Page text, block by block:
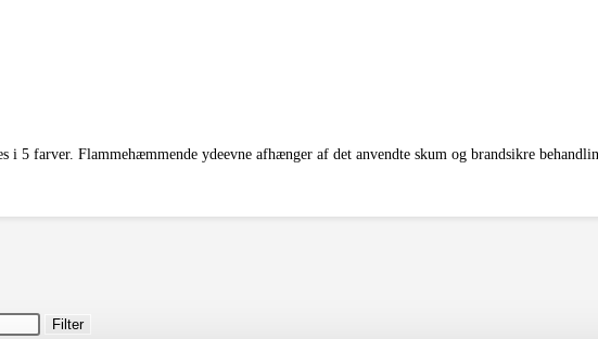
i 5 farver. Flammehæmmende ydeevne afhænger af det anvendte skum og brandsikre
Filter